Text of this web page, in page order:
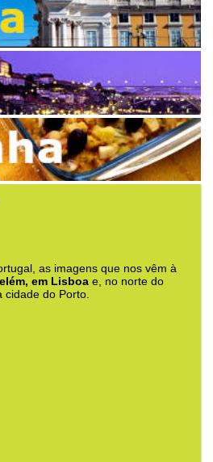
as imagens que nos vêm à
em Lisboa e, no norte do
cidade do Porto.